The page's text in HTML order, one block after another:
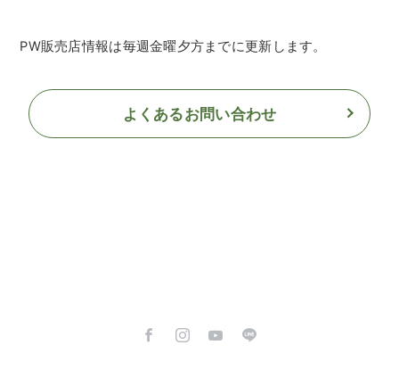
PW販売店情報は毎週金曜夕方までに更新します。
よくあるお問い合わせ